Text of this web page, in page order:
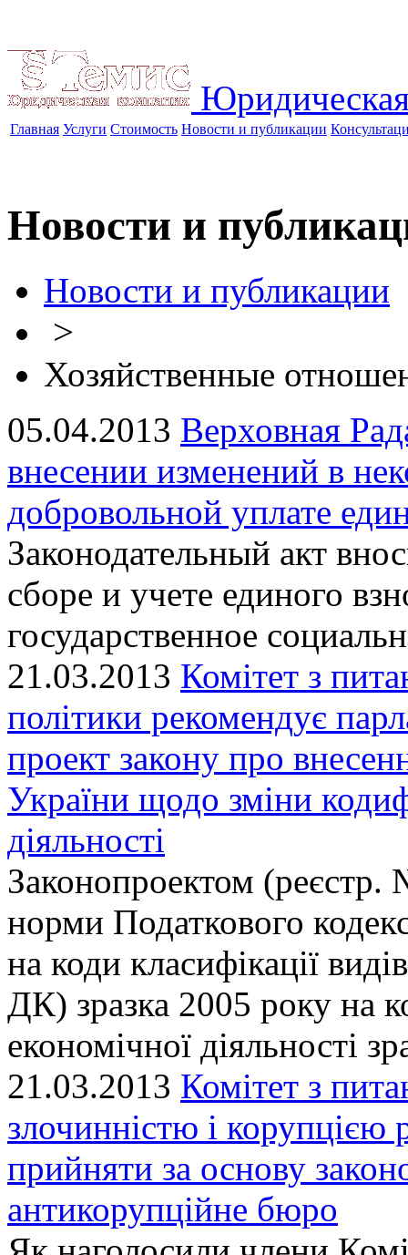
Главная Услуги Стоимость Новости и публикации
Новости и
Новости и публикации
>
Хозяйственные
05.04.2013 Верховная
внесении изменений в
добровольной уплате
Законодательный акт
сборе и учете единого
государственное
21.03.2013 Комітет з
політики рекомендує
проект закону про
України щодо зміни
діяльності
Законопроектом
норми Податкового
на коди класифікації
ДК) зразка 2005 року на
економічної діяльності
21.03.2013 Комітет з
злочинністю і корупцією
прийняти за основу
антикорупційне бюро